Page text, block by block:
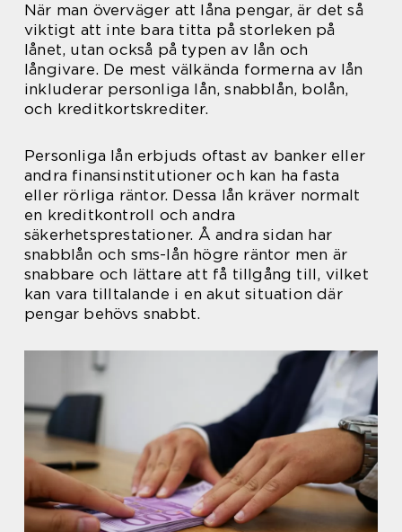
När man överväger att låna pengar, är det så
viktigt att inte bara titta på storleken på
lånet, utan också på typen av lån och
långivare. De mest välkända formerna av lån
inkluderar personliga lån, snabblån, bolån,
och kreditkortskrediter.
Personliga lån erbjuds oftast av banker eller
andra finansinstitutioner och kan ha fasta
eller rörliga räntor. Dessa lån kräver normalt
en kreditkontroll och andra
säkerhetsprestationer. Å andra sidan har
snabblån och sms-lån högre räntor men är
snabbare och lättare att få tillgång till, vilket
kan vara tilltalande i en akut situation där
pengar behövs snabbt.